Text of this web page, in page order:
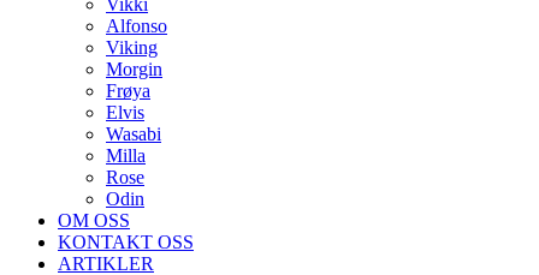
Vikki
Alfonso
Viking
Morgin
Frøya
Elvis
Wasabi
Milla
Rose
Odin
OM OSS
KONTAKT OSS
ARTIKLER